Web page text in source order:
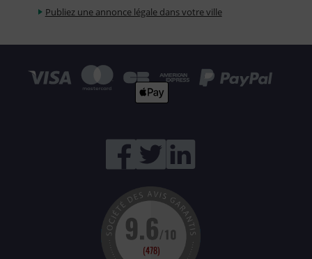
Publiez une annonce légale dans votre ville